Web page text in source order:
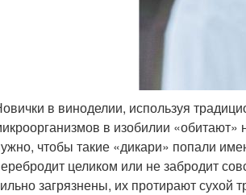
в виноделии, используя
в изобилии «обитают»
чтобы такие «дикари» попали
целиком или не забродит
загрязнены, их протирают сухой